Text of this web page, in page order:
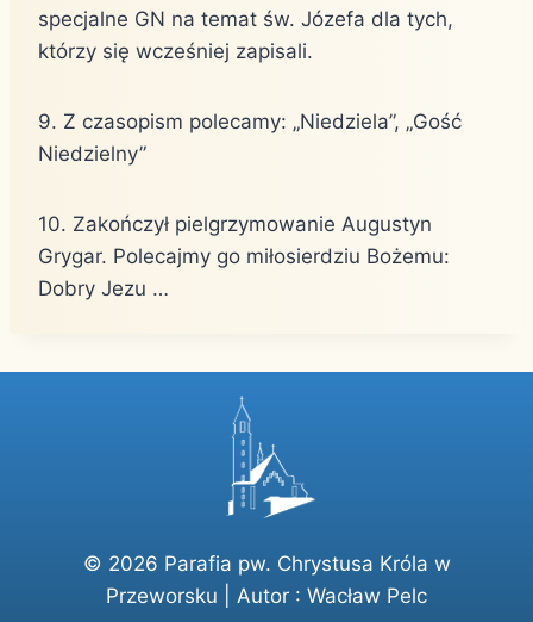
specjalne GN na temat św. Józefa dla tych,
którzy się wcześniej zapisali.
9. Z czasopism polecamy: „Niedziela”, „Gość
Niedzielny”
10. Zakończył pielgrzymowanie Augustyn
Grygar. Polecajmy go miłosierdziu Bożemu:
Dobry Jezu …
© 2026 Parafia pw. Chrystusa Króla w
Przeworsku | Autor : Wacław Pelc